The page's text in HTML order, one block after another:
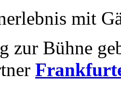
mit
zur Bühne